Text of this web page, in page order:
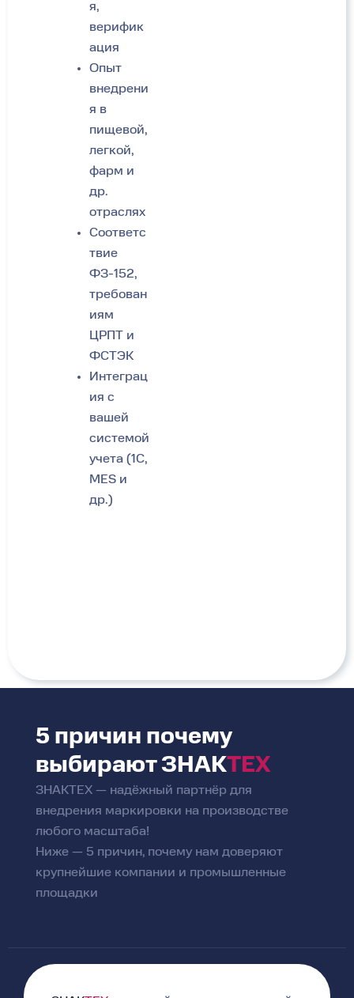
я,
верифик
ация
Опыт
внедрени
я в
пищевой,
легкой,
фарм и
др.
отраслях
Соответс
твие
ФЗ-152,
требован
иям
ЦРПТ и
ФСТЭК
Интеграц
ия с
вашей
системой
учета (1С,
MES и
др.)
5 причин почему
выбирают ЗНАКТЕХ
ЗНАКТЕХ — надёжный партнёр для
внедрения маркировки на производстве
любого масштаба!
Ниже — 5 причин, почему нам доверяют
крупнейшие компании и промышленные
площадки